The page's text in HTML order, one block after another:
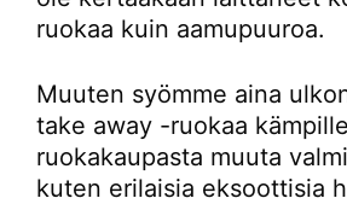
ruokaa kuin aamupuuroa.
Muuten syömme aina
take away -ruokaa
ruokakaupasta muuta
kuten erilaisia eksoottisia